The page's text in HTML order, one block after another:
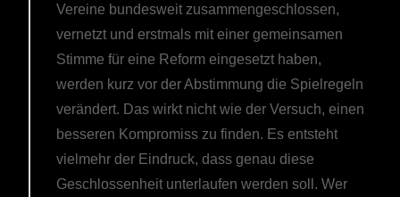
Vereine bundesweit zusammengeschlossen,
vernetzt und erstmals mit einer gemeinsamen
Stimme für eine Reform eingesetzt haben,
werden kurz vor der Abstimmung die Spielregeln
verändert. Das wirkt nicht wie der Versuch, einen
besseren Kompromiss zu finden. Es entsteht
vielmehr der Eindruck, dass genau diese
Geschlossenheit unterlaufen werden soll. Wer